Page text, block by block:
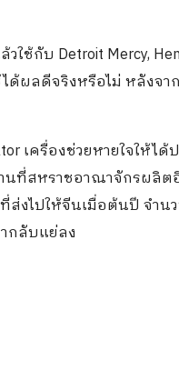
กับ Detroit Mercy,
ได้ผลดีจริงหรือไม่ หลังจ
เครื่องช่วยหายใจให้
นที่สหราชอาณาจักรผลิ
ส่งไปให้จีนเมื่อต้นปี จำ
กลับแย่ลง